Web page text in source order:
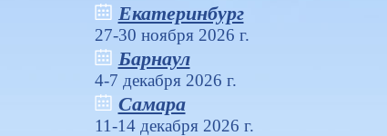
Екатеринбург
27-30 ноября 2026 г.
Барнаул
4-7 декабря 2026 г.
Самара
11-14 декабря 2026 г.